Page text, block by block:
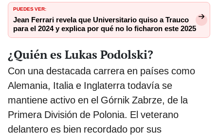
PUEDES VER:
Jean Ferrari revela que Universitario quiso a Trauco
para el 2024 y explica por qué no lo ficharon este 2025
¿Quién es Lukas Podolski?
Con una destacada carrera en países como
Alemania, Italia e Inglaterra todavía se
mantiene activo en el Górnik Zabrze, de la
Primera División de Polonia. El veterano
delantero es bien recordado por sus